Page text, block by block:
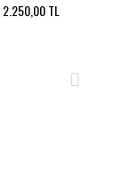
2.250,00 TL